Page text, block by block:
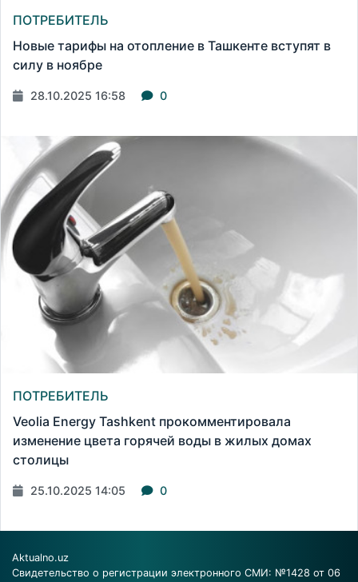
ПОТРЕБИТЕЛЬ
Новые тарифы на отопление в Ташкенте вступят в
силу в ноябре
28.10.2025 16:58 0
ПОТРЕБИТЕЛЬ
Veolia Energy Tashkent прокомментировала
изменение цвета горячей воды в жилых домах
столицы
25.10.2025 14:05 0
Aktualno.uz
Свидетельство о регистрации электронного СМИ: №1428 от 06